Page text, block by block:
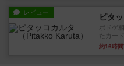
レビュー ピタ
ボドゲ
たカー
約16時